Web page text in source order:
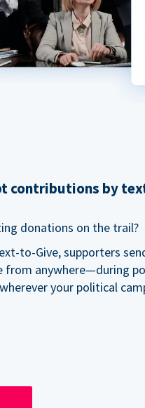
contributions by
donations on the trail?
to-Give, supporters
from anywhere—during
your political